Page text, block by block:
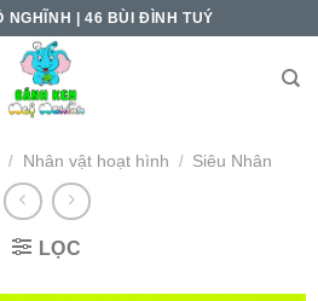
NGHĨNH | 46 BÙI ĐÌNH TUÝ
/ Nhân vật hoạt hình / Siêu Nhân
LỌC